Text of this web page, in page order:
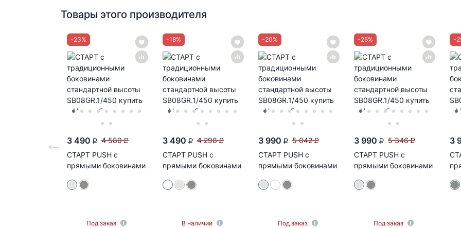
Товары этого производителя
-23%
3 490 P 4 580 P
СТАРТ PUSH с
прямыми боковинами
SB29GR.1/450...
Под заказ
-18%
3 490 P 4 298 P
СТАРТ PUSH с
прямыми боковинами
высоты...
В наличии
-20%
3 990 P 5 042 P
СТАРТ PUSH с
прямыми боковинами
высоты...
Под заказ
-25%
3 990 P 5 346 P
СТАРТ PUSH с
прямыми боковинами
SB30GR.1/450
Под заказ
-
3